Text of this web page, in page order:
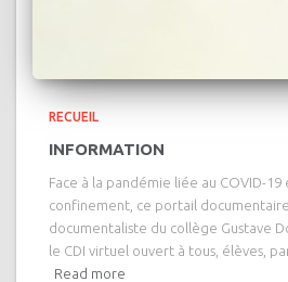
RECUEIL
INFORMATION
Face à la pandémie liée au COVID-19
confinement, ce portail
documentaliste du collège Gustave
le CDI virtuel ouvert à tous, élèves,
Read more